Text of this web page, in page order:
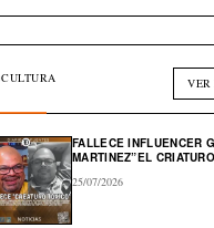
CULTURA
FALLECE INFLUENCER
MARTINEZ”EL CRIATURO
25/07/2026